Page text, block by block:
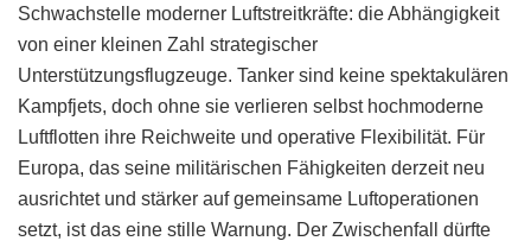
Schwachstelle moderner Luftstreitkräfte: die Abhängigkeit
von einer kleinen Zahl strategischer
Unterstützungsflugzeuge. Tanker sind keine spektakulären
Kampfjets, doch ohne sie verlieren selbst hochmoderne
Luftflotten ihre Reichweite und operative Flexibilität. Für
Europa, das seine militärischen Fähigkeiten derzeit neu
ausrichtet und stärker auf gemeinsame Luftoperationen
setzt, ist das eine stille Warnung. Der Zwischenfall dürfte